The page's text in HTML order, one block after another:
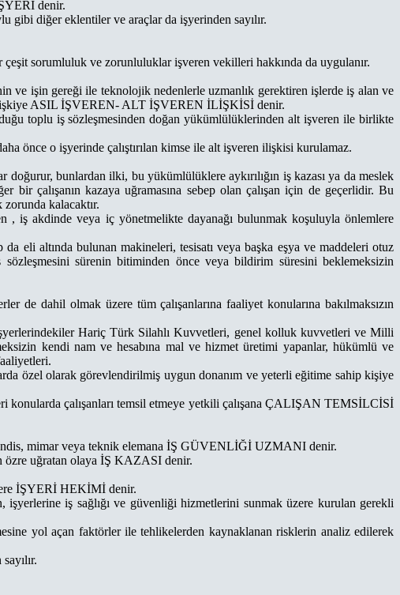
denir.
gibi diğer eklentiler ve araçlar da işyerinden sayılır.
sorumluluk ve zorunluluklar işveren vekilleri hakkında da uygulanır.
ve işin gereği ile teknolojik nedenlerle uzmanlık gerektiren işlerde iş alan ve
ilişkiye ASIL İŞVEREN- ALT İŞVEREN İLİŞKİSİ denir.
toplu iş sözleşmesinden doğan yükümlülüklerinden alt işveren ile birlikte
önce o işyerinde çalıştırılan kimse ile alt işveren ilişkisi kurulamaz.
bunlardan ilki, bu yükümlülüklere aykırılığın iş kazası ya da meslek
bir çalışanın kazaya uğramasına sebep olan çalışan için de geçerlidir. Bu
kalacaktır.
, iş akdinde veya iç yönetmelikte dayanağı bulunmak koşuluyla önlemlere
eli altında bulunan makineleri, tesisatı veya başka eşya ve maddeleri otuz
sürenin bitiminden önce veya bildirim süresini beklemeksizin
dahil olmak üzere tüm çalışanlarına faaliyet konularına bakılmaksızın
Hariç Türk Silahlı Kuvvetleri, genel kolluk kuvvetleri ve Milli
kendi nam ve hesabına mal ve hizmet üretimi yapanlar, hükümlü ve
özel olarak görevlendirilmiş uygun donanım ve yeterli eğitime sahip kişiye
konularda çalışanları temsil etmeye yetkili çalışana ÇALIŞAN TEMSİLCİSİ
mimar veya teknik elemana İŞ GÜVENLİĞİ UZMANI denir.
özre uğratan olaya İŞ KAZASI denir.
İŞYERİ HEKİMİ denir.
iş sağlığı ve güvenliği hizmetlerini sunmak üzere kurulan gerekli
yol açan faktörler ile tehlikelerden kaynaklanan risklerin analiz edilerek